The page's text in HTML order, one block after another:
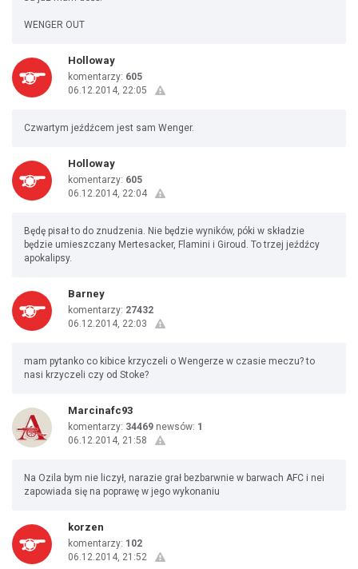
WENGER OUT
Holloway
komentarzy: 605
06.12.2014, 22:05
Czwartym jeźdźcem jest sam Wenger.
Holloway
komentarzy: 605
06.12.2014, 22:04
Będę pisał to do znudzenia. Nie będzie wyników, póki w składzie
będzie umieszczany Mertesacker, Flamini i Giroud. To trzej jeźdźcy
apokalipsy.
Barney
komentarzy: 27432
06.12.2014, 22:03
mam pytanko co kibice krzyczeli o Wengerze w czasie meczu? to
nasi krzyczeli czy od Stoke?
Marcinafc93
komentarzy: 34469 newsów: 1
06.12.2014, 21:58
Na Ozila bym nie liczył, narazie grał bezbarwnie w barwach AFC i nei
zapowiada się na poprawę w jego wykonaniu
korzen
komentarzy: 102
06.12.2014, 21:52